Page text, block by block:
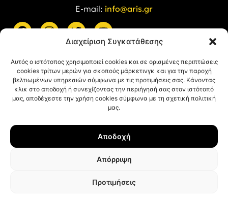
Διαχείριση Συγκατάθεσης
Αυτός ο ιστότοπος χρησιμοποιεί cookies και σε ορισμένες περιπτώσεις
cookies τρίτων μερών για σκοπούς μάρκετινγκ και για την παροχή
βελτιωμένων υπηρεσιών σύμφωνα με τις προτιμήσεις σας. Κάνοντας
κλικ στο αποδοχή ή συνεχίζοντας την περιήγησή σας στον ιστότοπό
μας, αποδέχεστε την χρήση cookies σύμφωνα με τη σχετική πολιτική
μας.
Αποδοχή
Απόρριψη
Προτιμήσεις
E-mail: info@aris.gr
Όροι Χρήσης
Πολιτική Cookies
© ΑΡΗΣ Α.Σ. All rights reserved.